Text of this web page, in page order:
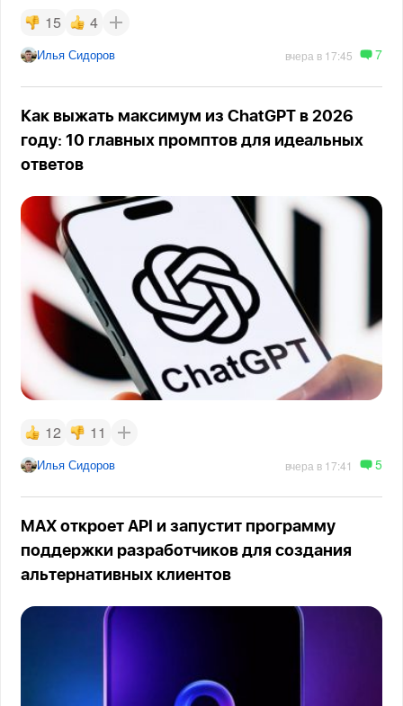
15 4
Илья Сидоров вчера в 17:45 7
Как выжать максимум из ChatGPT в 2026
году: 10 главных промптов для идеальных
ответов
12 11
Илья Сидоров вчера в 17:41 5
MAX откроет API и запустит программу
поддержки разработчиков для создания
альтернативных клиентов